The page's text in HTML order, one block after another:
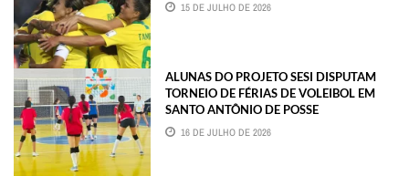
15 DE JULHO DE 2026
ALUNAS DO PROJETO SESI DISPUTAM
TORNEIO DE FÉRIAS DE VOLEIBOL EM
SANTO ANTÔNIO DE POSSE
16 DE JULHO DE 2026